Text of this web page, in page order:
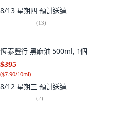
8/13 星期四 預計送達
(13)
恆泰豐行 黑麻油 500ml, 1個
$395
($7.90/10ml)
8/12 星期三 預計送達
(2)